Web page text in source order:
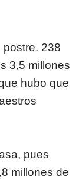
238
3,5 millones
hubo que
pues
millones de